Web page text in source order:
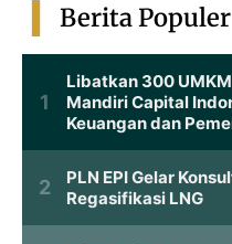
Berita Populer